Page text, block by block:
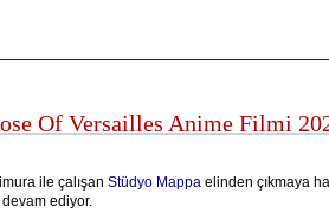
Of Versailles Anime Filmi
ile çalışan Stüdyo Mappaelinden çıkmaya
ediyor.